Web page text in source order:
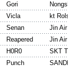
Gori
Vicla
kt
Senan
Jin Air
Reapered
Jin
H0R0
SKT
Punch